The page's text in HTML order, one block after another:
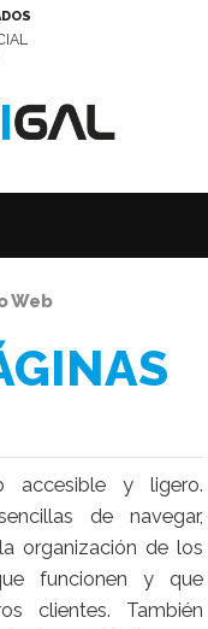
Web
accesible y ligero.
de navegar,
organización de los
funcionen y que
clientes. También